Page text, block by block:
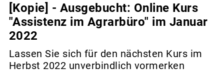
[Kopie] - Ausgebucht: Online Kurs
"Assistenz im Agrarbüro" im Januar
2022
Lassen Sie sich für den nächsten Kurs im
Herbst 2022 unverbindlich vormerken